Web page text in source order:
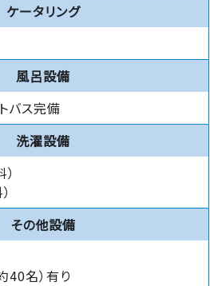
ケータリング
風呂設備
バス完備
洗濯設備
その他設備
40名）有り